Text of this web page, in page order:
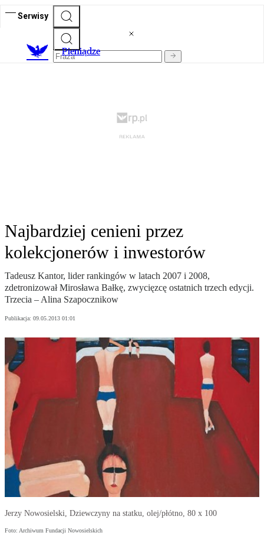
Serwisy
Pieniądze
Najbardziej cenieni przez
kolekcjonerów i inwestorów
Tadeusz Kantor, lider rankingów w latach 2007 i 2008,
zdetronizował Mirosława Bałkę, zwycięzcę ostatnich trzech edycji.
Trzecia – Alina Szapocznikow
Publikacja: 09.05.2013 01:01
Jerzy Nowosielski, Dziewczyny na statku, olej/płótno, 80 x 100
Foto: Archiwum Fundacji Nowosielskich